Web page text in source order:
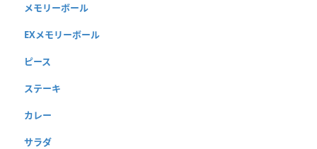
メモリーボール
EXメモリーボール
ピース
ステーキ
カレー
サラダ